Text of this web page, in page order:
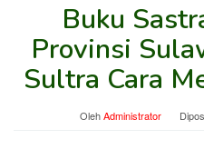
Buku
Provinsi
Sultra Cara
OlehAdministrator